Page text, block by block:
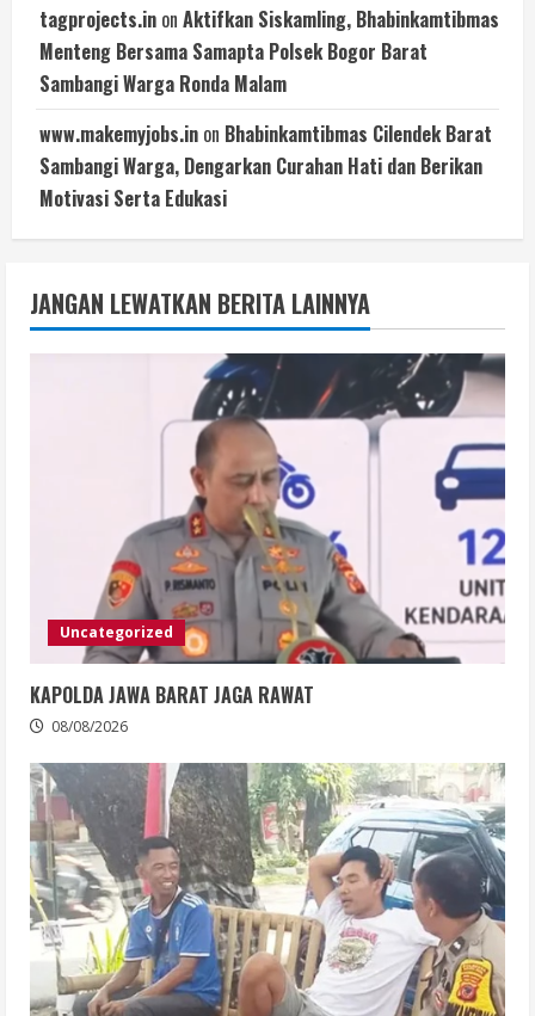
tagprojects.in on Aktifkan Siskamling, Bhabinkamtibmas
Menteng Bersama Samapta Polsek Bogor Barat
Sambangi Warga Ronda Malam
www.makemyjobs.in on Bhabinkamtibmas Cilendek Barat
Sambangi Warga, Dengarkan Curahan Hati dan Berikan
Motivasi Serta Edukasi
JANGAN LEWATKAN BERITA LAINNYA
Uncategorized
KAPOLDA JAWA BARAT JAGA RAWAT
08/08/2026